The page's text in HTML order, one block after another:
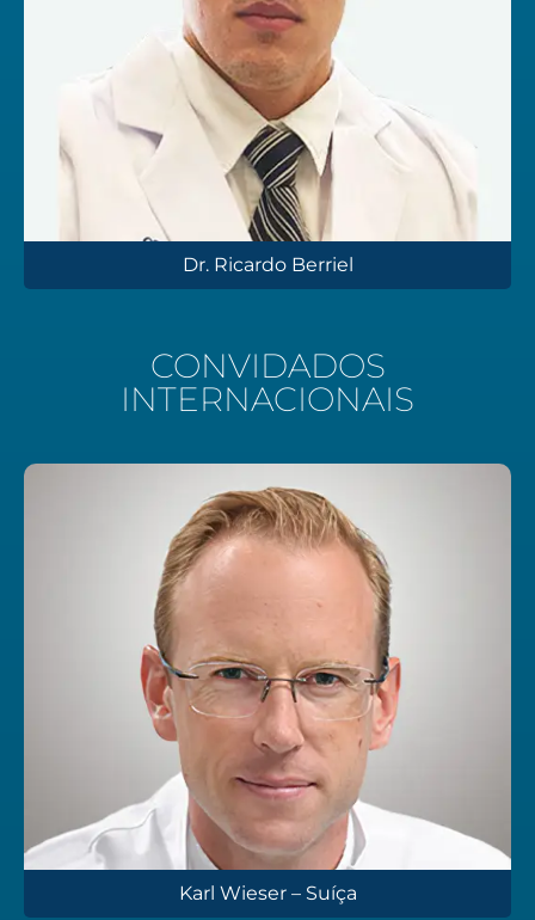
Dr. Ricardo Berriel
CONVIDADOS
INTERNACIONAIS
Karl Wieser – Suíça